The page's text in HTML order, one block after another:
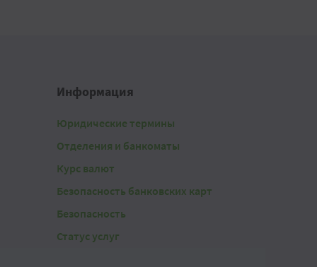
Информация
Юридические термины
Отделения и банкоматы
Курс валют
Безопасность банковских карт
Безопасность
Статус услуг